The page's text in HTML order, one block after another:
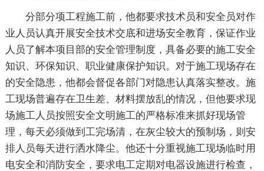
分部分项工程施工前，他都要求技术员和安全员对作
业人员认真开展安全技术交底和进场安全教育，保证作业
人员了解本项目部的安全管理制度，具备必要的施工安全
知识、环保知识、职业健康保护知识。对于施工现场存在
的安全隐患，他都会督促各部门对隐患认真落实整改。施
工现场普遍存在卫生差、材料摆放乱的情况，但他要求现
场施工人员按照安全文明施工的严格标准来抓好现场管
理，每天必须做到工完场清，在灰尘较大的预制场，则安
排人员每天进行洒水降尘。他还十分重视施工现场临时用
电安全和消防安全，要求电工定期对电器设施进行检查，